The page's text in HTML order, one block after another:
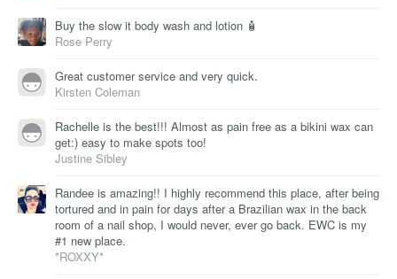
Buy the slow it body wash and lotion 🧴
Rose Perry
Great customer service and very quick.
Kirsten Coleman
Rachelle is the best!!! Almost as pain free as a bikini wax can
get:) easy to make spots too!
Justine Sibley
Randee is amazing!! I highly recommend this place, after being
tortured and in pain for days after a Brazilian wax in the back
room of a nail shop, I would never, ever go back. EWC is my
#1 new place.
*ROXXY*